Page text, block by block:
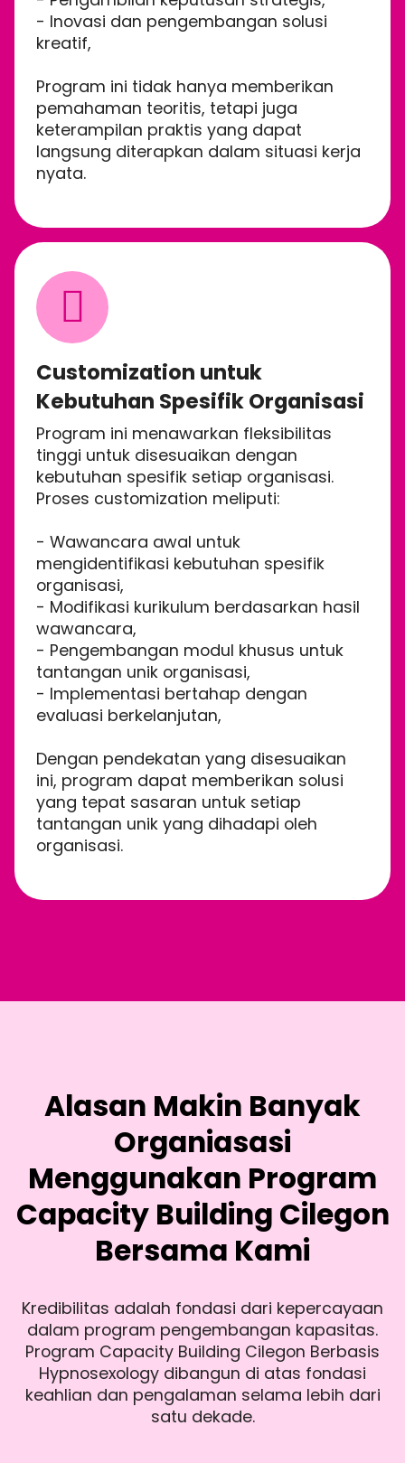
- Inovasi dan pengembangan solusi
kreatif,
Program ini tidak hanya memberikan
pemahaman teoritis, tetapi juga
keterampilan praktis yang dapat
langsung diterapkan dalam situasi kerja
nyata.
Customization untuk
Kebutuhan Spesifik Organisasi
Program ini menawarkan fleksibilitas
tinggi untuk disesuaikan dengan
kebutuhan spesifik setiap organisasi.
Proses customization meliputi:
- Wawancara awal untuk
mengidentifikasi kebutuhan spesifik
organisasi,
- Modifikasi kurikulum berdasarkan hasil
wawancara,
- Pengembangan modul khusus untuk
tantangan unik organisasi,
- Implementasi bertahap dengan
evaluasi berkelanjutan,
Dengan pendekatan yang disesuaikan
ini, program dapat memberikan solusi
yang tepat sasaran untuk setiap
tantangan unik yang dihadapi oleh
organisasi.
Alasan Makin Banyak
Organiasasi
Menggunakan Program
Capacity Building Cilegon
Bersama Kami
Kredibilitas adalah fondasi dari kepercayaan
dalam program pengembangan kapasitas.
Program Capacity Building Cilegon Berbasis
Hypnosexology dibangun di atas fondasi
keahlian dan pengalaman selama lebih dari
satu dekade.